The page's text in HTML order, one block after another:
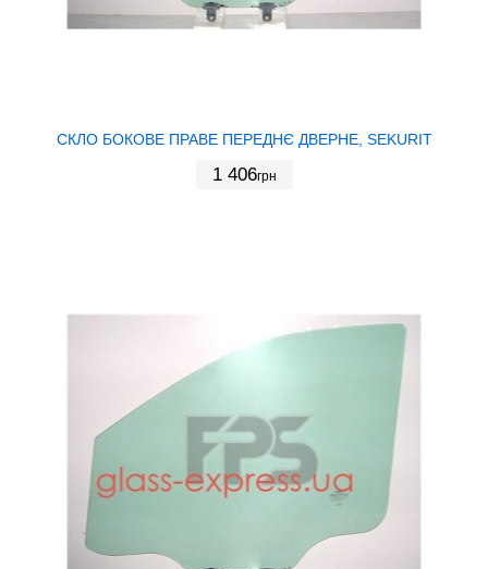
СКЛО БОКОВЕ ПРАВЕ ПЕРЕДНЄ ДВЕРНЕ, SEKURIT
1 406грн